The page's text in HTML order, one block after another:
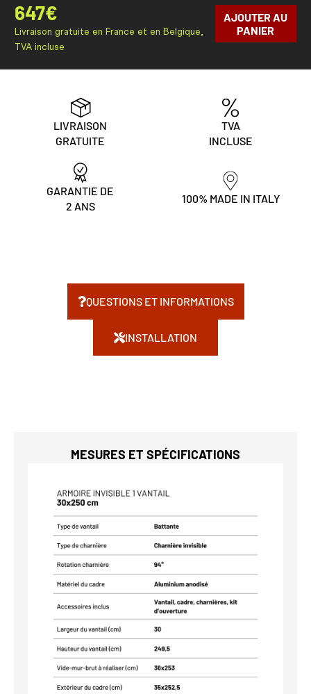
647€
Livraison gratuite en France et en Belgique,
TVA incluse
AJOUTER AU
PANIER
LIVRAISON
GRATUITE
TVA
INCLUSE
GARANTIE DE
2 ANS
100% MADE IN ITALY
QUESTIONS ET INFORMATIONS
INSTALLATION
MESURES ET SPÉCIFICATIONS